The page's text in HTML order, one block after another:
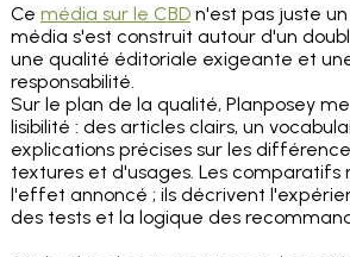
Ce média sur le CBDn'est pas juste un
média s'est construit autour d'un
une qualité éditoriale exigeante et
responsabilité.
Sur le plan de la qualité, Planposey
lisibilité : des articles clairs, un
explications précises sur les
textures et d'usages. Les comparatifs
l'effet annoncé ; ils décrivent
des tests et la logique des